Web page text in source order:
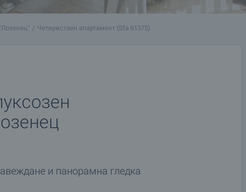
Четиристаен апартамент (Sfa 61375)
и панорамна гледка